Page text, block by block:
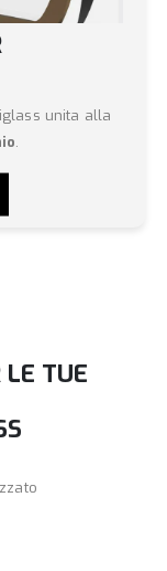
unita alla
.
LE TUE